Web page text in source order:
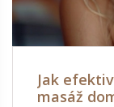
Jak
masáž